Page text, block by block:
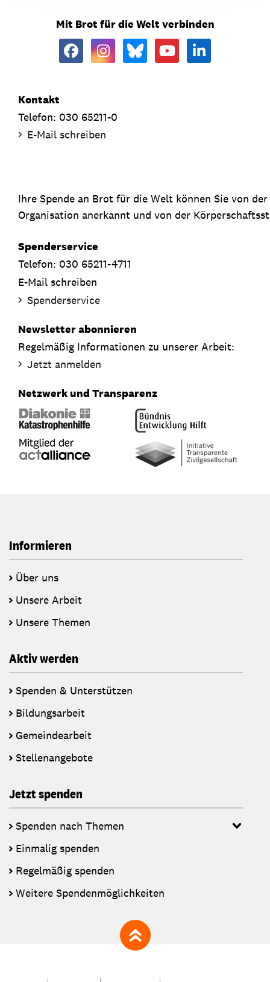
Mit Brot für die Welt verbinden
Kontakt
Telefon: 030 65211-0
E-Mail schreiben
Ihre Spende an Brot für die Welt können Sie von
Organisation anerkannt und von der
Spenderservice
Telefon: 030 65211-4711
E-Mail schreiben
Spenderservice
Newsletter abonnieren
Regelmäßig Informationen zu unserer Arbeit:
Jetzt anmelden
Netzwerk und Transparenz
Informieren
Über uns
Unsere Arbeit
Unsere Themen
Aktiv werden
Spenden & Unterstützen
Bildungsarbeit
Gemeindearbeit
Stellenangebote
Jetzt spenden
Spenden nach Themen
Einmalig spenden
Regelmäßig spenden
Weitere Spendenmöglichkeiten
zum Seitenanfang